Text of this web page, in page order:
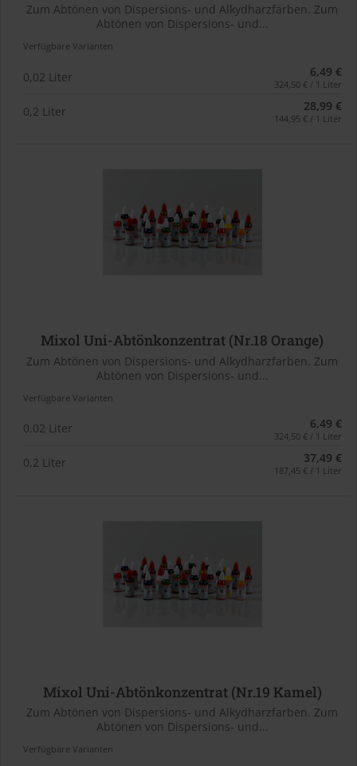
Zum Abtönen von Dispersions- und Alkydharzfarben. Zum
Abtönen von Dispersions- und...
Verfügbare Varianten
0,02 Liter 6,49 €
324,50 € / 1 Liter
0,2 Liter 28,99 €
144,95 € / 1 Liter
Mixol Uni-Abtönkonzentrat (Nr.18 Orange)
Zum Abtönen von Dispersions- und Alkydharzfarben. Zum
Abtönen von Dispersions- und...
Verfügbare Varianten
0,02 Liter 6,49 €
324,50 € / 1 Liter
0,2 Liter 37,49 €
187,45 € / 1 Liter
Mixol Uni-Abtönkonzentrat (Nr.19 Kamel)
Zum Abtönen von Dispersions- und Alkydharzfarben. Zum
Abtönen von Dispersions- und...
Verfügbare Varianten